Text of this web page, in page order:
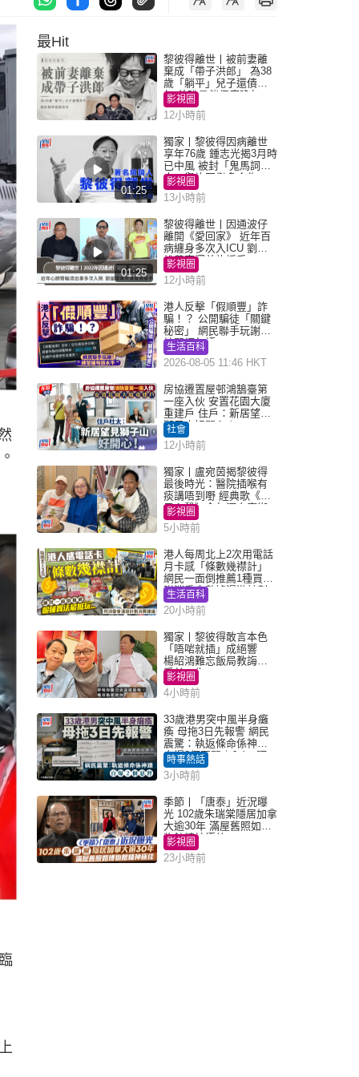
最Hit
黎彼得離世丨被前妻離
棄成「帶子洪郎」 為38
歲「躺平」兒子還債多
年 曾盼尋伴侶度晚年
影視圈
12小時前
01:25
獨家丨黎彼得因病離世
享年76歲 鍾志光揭3月時
已中風 被封「鬼馬詞
人」與許冠傑多合作
影視圈
13小時前
01:25
黎彼得離世丨因通波仔
離開《愛回家》 近年百
病纏身多次入ICU 劉鑾
雄黃宗澤曾施援手
影視圈
12小時前
港人反擊「假順豐」詐
騙！？ 公開騙徒「關鍵
秘密」 網民聯手玩謝：
練習緬甸語
生活百科
2026-08-05 11:46 HKT
房協遷置屋邨鴻鵠臺第
一座入伙 安置花園大廈
重建戶 住戶：新居望見
獅子山好開心！
社會
12小時前
獨家丨盧宛茵揭黎彼得
最後時光：醫院插喉有
痰講唔到嘢 經典歌《浪
子心聲》金句源自廟街
睇相佬
影視圈
5小時前
港人每周北上2次用電話
月卡感「條數幾襟計」
網民一面倒推薦1種買法
附消委會數據漫遊計劃
消費提示
生活百科
20小時前
獨家丨黎彼得敢言本色
「唔啱就插」成絕響
楊紹鴻難忘飯局教誨：
受益一生
影視圈
4小時前
33歲港男突中風半身癱
瘓 母拖3日先報警 網民
震驚：執返條命係神蹟
自爆2個惡習｜Juicy叮
時事熱話
3小時前
季節丨「唐泰」近況曝
光 102歲朱瑞棠隱居加拿
大逾30年 滿屋舊照如博
物館精神極佳
影視圈
23小時前